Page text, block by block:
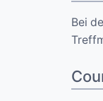
Bei